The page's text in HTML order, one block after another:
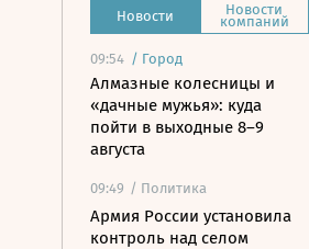
Новости Новости
компаний
09:54 / Город
Алмазные колесницы и
«дачные мужья»: куда
пойти в выходные 8–9
августа
09:49 / Политика
Армия России установила
контроль над селом